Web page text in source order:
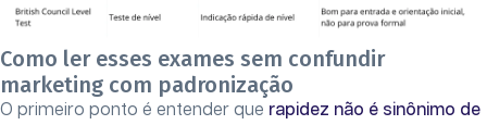
Como ler esses exames sem confundir
marketing com padronização
O primeiro ponto é entender que rapidez não é sinônimo de